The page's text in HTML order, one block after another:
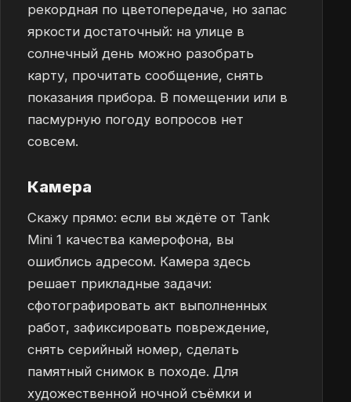
рекордная по цветопередаче, но запас
яркости достаточный: на улице в
солнечный день можно разобрать
карту, прочитать сообщение, снять
показания прибора. В помещении или в
пасмурную погоду вопросов нет
совсем.
Камера
Скажу прямо: если вы ждёте от Tank
Mini 1 качества камерофона, вы
ошиблись адресом. Камера здесь
решает прикладные задачи:
сфотографировать акт выполненных
работ, зафиксировать повреждение,
снять серийный номер, сделать
памятный снимок в походе. Для
художественной ночной съёмки и